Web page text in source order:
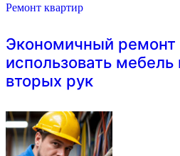
Ремонт квартир
Экономичный ремонт
использовать мебель
вторых рук